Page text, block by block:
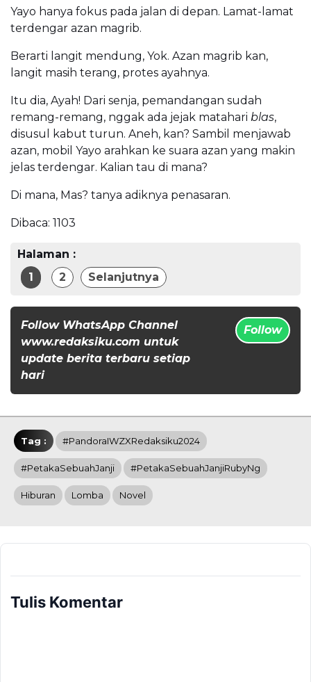
Yayo hanya fokus pada jalan di depan. Lamat-lamat
terdengar azan magrib.
Berarti langit mendung, Yok. Azan magrib kan,
langit masih terang, protes ayahnya.
Itu dia, Ayah! Dari senja, pemandangan sudah
remang-remang, nggak ada jejak matahari blas,
disusul kabut turun. Aneh, kan? Sambil menjawab
azan, mobil Yayo arahkan ke suara azan yang makin
jelas terdengar. Kalian tau di mana?
Di mana, Mas? tanya adiknya penasaran.
Dibaca: 1103
Halaman :
1
2 Selanjutnya
Follow WhatsApp Channel
www.redaksiku.com untuk
update berita terbaru setiap
hari
Follow
Tag : #PandoraIWZXRedaksiku2024
#PetakaSebuahJanji #PetakaSebuahJanjiRubyNg
Hiburan Lomba Novel
Tulis Komentar